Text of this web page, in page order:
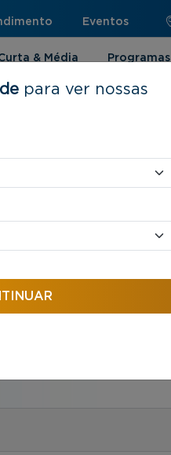
Eventos
& Média
Programas
para ver nossas